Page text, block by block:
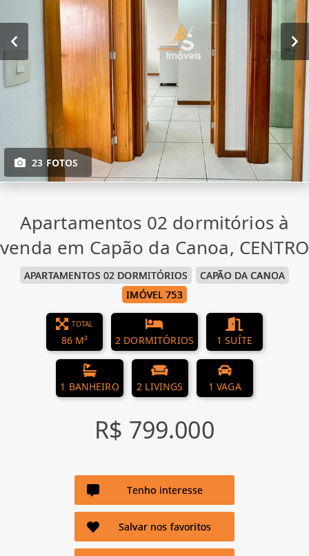
23 FOTOS
Apartamentos 02 dormitórios à
venda em Capão da Canoa, CENTRO
APARTAMENTOS 02 DORMITÓRIOS
CAPÃO DA CANOA
IMÓVEL 753
TOTAL
86 M² 2 DORMITÓRIOS 1 SUÍTE
1 BANHEIRO 2 LIVINGS 1 VAGA
R$ 799.000
Tenho interesse
Salvar nos favoritos